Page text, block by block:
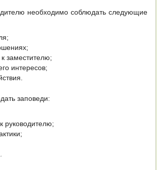
необходимо соблюдать следующие
заместителю;
интересов;
заповеди:
руководителю;